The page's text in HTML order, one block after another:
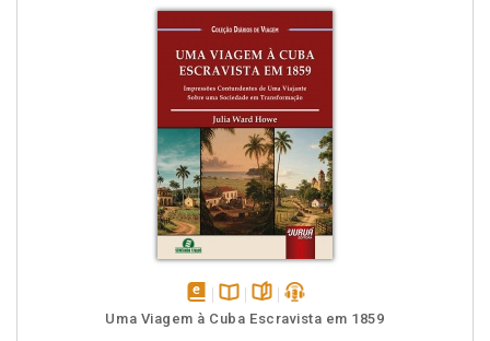
disponívelDisponível
páginaspodcast
Uma Viagem à Cuba Escravista em 1859